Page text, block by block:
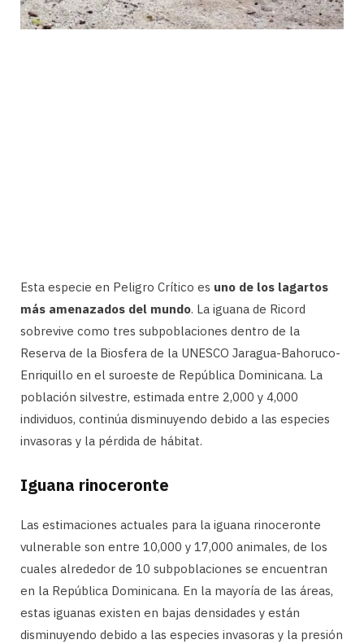
Esta especie en Peligro Crítico es uno de los lagartos
más amenazados del mundo. La iguana de Ricord
sobrevive como tres subpoblaciones dentro de la
Reserva de la Biosfera de la UNESCO Jaragua-Bahoruco-
Enriquillo en el suroeste de República Dominicana. La
población silvestre, estimada entre 2,000 y 4,000
individuos, continúa disminuyendo debido a las especies
invasoras y la pérdida de hábitat.
Iguana rinoceronte
Las estimaciones actuales para la iguana rinoceronte
vulnerable son entre 10,000 y 17,000 animales, de los
cuales alrededor de 10 subpoblaciones se encuentran
en la República Dominicana. En la mayoría de las áreas,
estas iguanas existen en bajas densidades y están
disminuyendo debido a las especies invasoras y la presión